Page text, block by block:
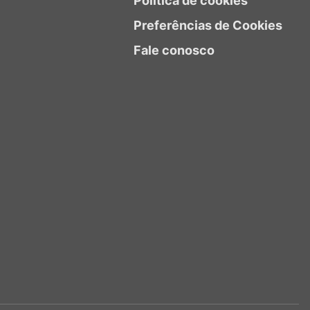
Preferências de Cookies
Fale conosco